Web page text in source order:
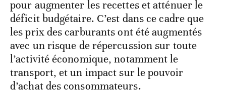
pour augmenter les recettes et atténuer le
déficit budgétaire. C’est dans ce cadre que
les prix des carburants ont été augmentés
avec un risque de répercussion sur toute
l’activité économique, notamment le
transport, et un impact sur le pouvoir
d’achat des consommateurs.